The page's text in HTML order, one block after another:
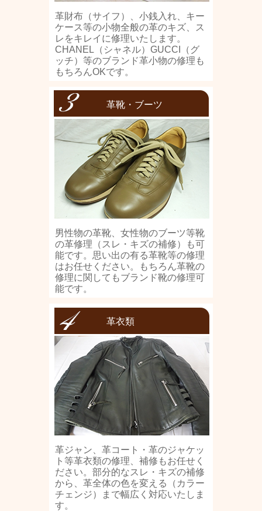
革財布（サイフ）、小銭入れ、キー
ケース等の小物全般の革のキズ、ス
レをキレイに修理いたします。
CHANEL（シャネル）GUCCI（グ
ッチ）等のブランド革小物の修理も
もちろんOKです。
革靴・ブーツ
男性物の革靴、女性物のブーツ等靴
の革修理（スレ・キズの補修）も可
能です。思い出の有る革靴等の修理
はお任せください。もちろん革靴の
修理に関してもブランド靴の修理可
能です。
革衣類
革ジャン、革コート・革のジャケッ
ト等革衣類の修理、補修もお任せく
ださい。部分的なスレ・キズの補修
から、革全体の色を変える（カラー
チェンジ）まで幅広く対応いたしま
す。